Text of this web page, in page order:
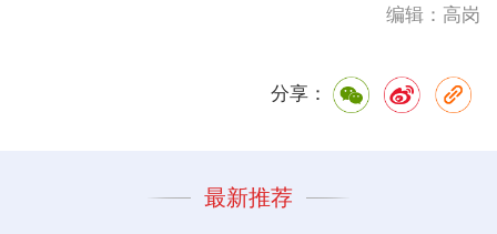
编辑：高岗
分享：
最新推荐